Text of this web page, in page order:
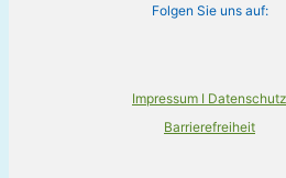
Folgen Sie uns auf:
Impressum I Datenschutz
Barrierefreiheit